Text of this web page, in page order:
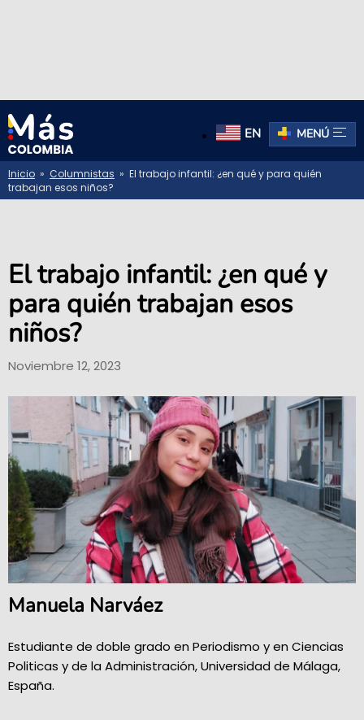
EN MENÚ
Inicio » Columnistas » El trabajo infantil: ¿en qué y para quién
trabajan esos niños?
El trabajo infantil: ¿en qué y
para quién trabajan esos
niños?
Noviembre 12, 2023
Manuela Narváez
Estudiante de doble grado en Periodismo y en Ciencias
Politicas y de la Administración, Universidad de Málaga,
España.